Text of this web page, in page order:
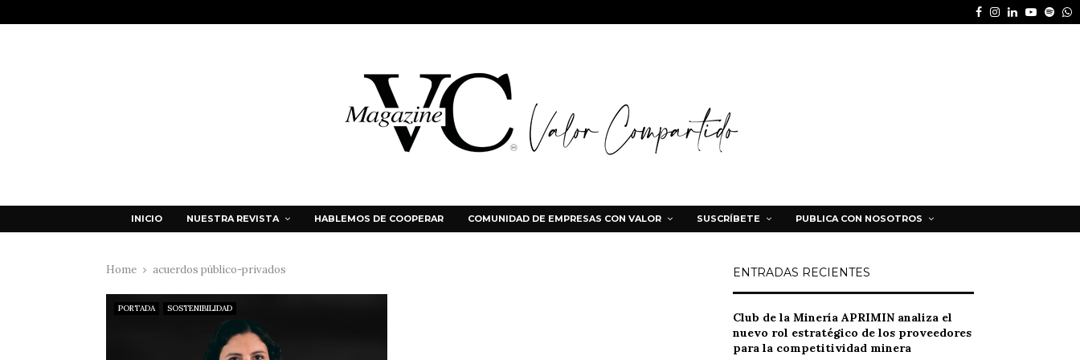
Facebook
Instagram
LinkedinYoutube
INICIO NUESTRA REVISTA HABLEMOS DE COOPERAR COMUNIDAD DE EMPRESAS CON VALOR SUSCRÍBETE PUBLICA CON NOSOTROS
Home acuerdos público-privados
PORTADA SOSTENIBILIDAD
ENTRADAS RECIENTES
Club de la Minería APRIMIN analiza el
nuevo rol estratégico de los proveedores
para la competitividad minera